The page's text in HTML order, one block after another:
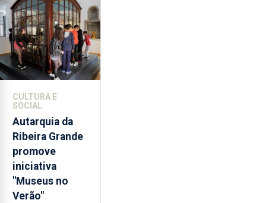
violência
doméstica,
através
da
promoção
de
pessoais,
emocionais
e
sociais
junto
das
crianças
CULTURA E
SOCIAL
Autarquia da
Ribeira Grande
promove
iniciativa
"Museus no
Verão"